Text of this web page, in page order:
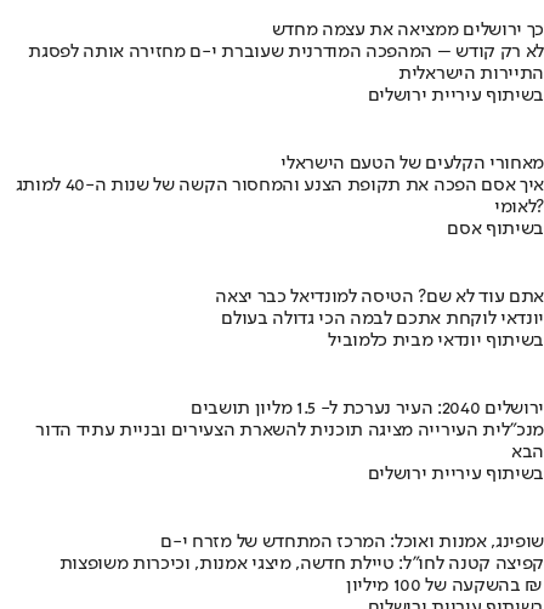
כך ירושלים ממציאה את עצמה מחדש
לא רק קודש – המהפכה המודרנית שעוברת י-ם מחזירה אותה לפסגת
התיירות הישראלית
בשיתוף עיריית ירושלים
מאחורי הקלעים של הטעם הישראלי
איך אסם הפכה את תקופת הצנע והמחסור הקשה של שנות ה-40 למותג
לאומי?
בשיתוף אסם
אתם עוד לא שם? הטיסה למונדיאל כבר יצאה
יונדאי לוקחת אתכם לבמה הכי גדולה בעולם
בשיתוף יונדאי מבית כלמוביל
ירושלים 2040: העיר נערכת ל- 1.5 מליון תושבים
מנכ"לית העירייה מציגה תוכנית להשארת הצעירים ובניית עתיד הדור
הבא
בשיתוף עיריית ירושלים
שופינג, אמנות ואוכל: המרכז המתחדש של מזרח י-ם
קפיצה קטנה לחו"ל: טיילת חדשה, מיצגי אמנות, וכיכרות משופצות
בהשקעה של 100 מיליון ₪